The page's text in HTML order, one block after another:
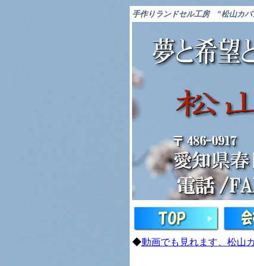
手作りランドセル工房 ”松山カ
◆動画でも見れます、松山